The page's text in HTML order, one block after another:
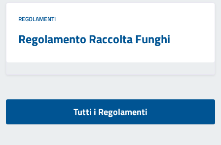
REGOLAMENTI
Regolamento Raccolta Funghi
Tutti i Regolamenti